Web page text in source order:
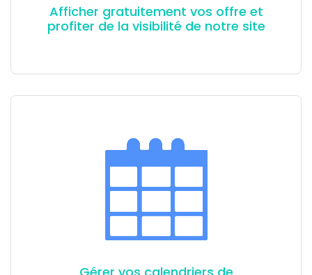
Afficher gratuitement vos offre et
profiter de la visibilité de notre site